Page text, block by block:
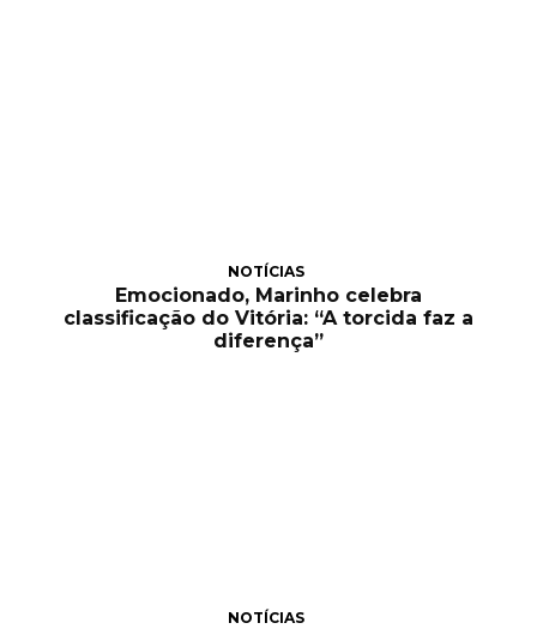
NOTÍCIAS
Emocionado, Marinho celebra
classificação do Vitória: “A torcida faz a
diferença”
NOTÍCIAS